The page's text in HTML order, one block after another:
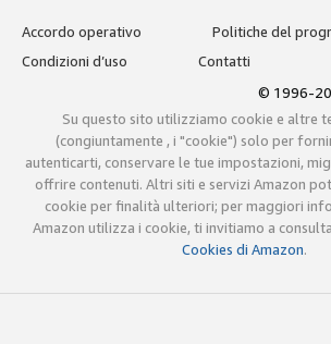
Accordo operativo
Politiche del
Condizioni d’uso
Contatti
© 1996-
Su questo sito utilizziamo cookie e altre
(congiuntamente , i "cookie") solo per
autenticarti, conservare le tue impostazioni,
offrire contenuti. Altri siti e servizi Amazon
cookie per finalità ulteriori; per maggiori
Amazon utilizza i cookie, ti invitiamo a
Cookies di Amazon.